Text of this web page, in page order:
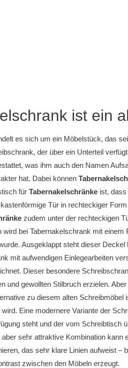
ist ein
es sich um ein Möbelstück, das
der über ein Unterteil
was ihm auch den Namen
hat. Dabei können
für Tabernakelschränke ist,
Tür in rechteckiger
zudem unter der rechteckigen
bei Tabernakelschrank mit
Ausgeklappt steht dieser
mit aufwendigen Einlegearbeiten
Dieser besondere
und gewollten Stilbruch erzielen.
zu diesem alten Schreibmöbel
Eine modernere Variante der
steht und der vom Schreibtisch
sehr attraktive Kombination
das sehr klare Linien aufweist
zwischen den Möbeln erzeugt.